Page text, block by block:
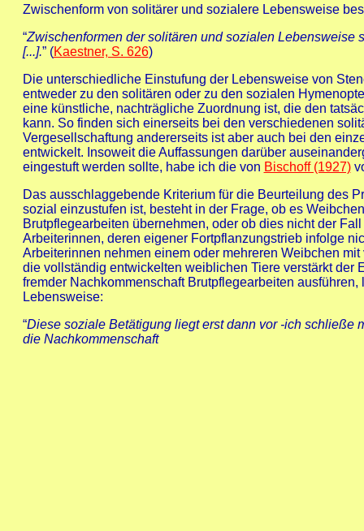
Zwischenform von solitärer und sozialere Lebensweise
“Zwischenformen der solitären und sozialen Lebensweise
[...].” (Kaestner, S. 626)
Die unterschiedliche Einstufung der Lebensweise von
entweder zu den solitären oder zu den sozialen
eine künstliche, nachträgliche Zuordnung ist, die den
kann. So finden sich einerseits bei den verschiedenen
Vergesellschaftung andererseits ist aber auch bei den
entwickelt. Insoweit die Auffassungen darüber
eingestuft werden sollte, habe ich die von Bischoff (1927)
Das ausschlaggebende Kriterium für die Beurteilung des
sozial einzustufen ist, besteht in der Frage, ob es
Brutpflegearbeiten übernehmen, oder ob dies nicht der
Arbeiterinnen, deren eigener Fortpflanzungstrieb infolge
Arbeiterinnen nehmen einem oder mehreren Weibchen
die vollständig entwickelten weiblichen Tiere verstärkt
fremder Nachkommenschaft Brutpflegearbeiten
Lebensweise:
“Diese soziale Betätigung liegt erst dann vor -ich schließe
die Nachkommenschaft